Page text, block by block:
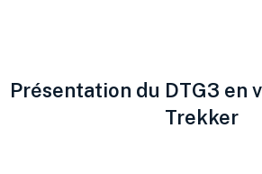
Présentation du DTG3 en
Trekker